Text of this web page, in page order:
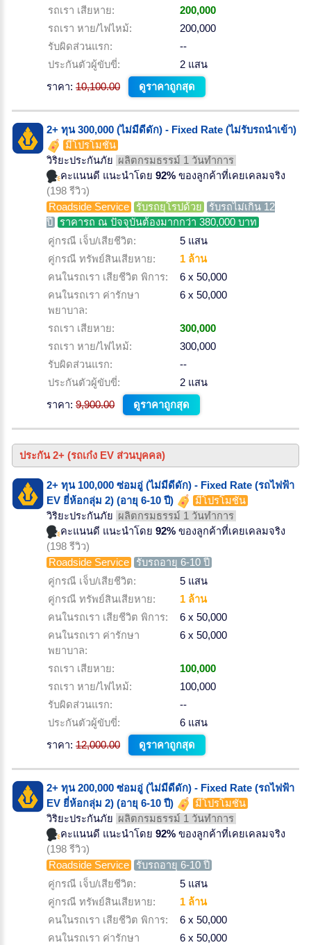
รถเรา เสียหาย:
200,000
รถเรา หาย/ไฟไหม้:
200,000
รับผิดส่วนแรก:
--
ประกันตัวผู้ขับขี่:
2 แสน
ราคา: 10,100.00 ดูราคาถูกสุด
2+ ทุน 300,000 (ไม่มีดีดัก) - Fixed Rate (ไม่รับรถนำเข้า)
มีโปรโมชั่น
วิริยะประกันภัย ผลิตกรมธรรม์ 1 วันทำการ
คะแนนดี แนะนำโดย 92% ของลูกค้าที่เคยเคลมจริง
(198 รีวิว)
Roadside Service
รับรถยุโรปด้วย
รับรถไม่เกิน 12
ปี
ราคารถ ณ ปัจจุบันต้องมากกว่า 380,000 บาท
คู่กรณี เจ็บ/เสียชีวิต:
5 แสน
คู่กรณี ทรัพย์สินเสียหาย:
1 ล้าน
คนในรถเรา เสียชีวิต พิการ:
6 x 50,000
คนในรถเรา ค่ารักษา
พยาบาล:
6 x 50,000
รถเรา เสียหาย:
300,000
รถเรา หาย/ไฟไหม้:
300,000
รับผิดส่วนแรก:
--
ประกันตัวผู้ขับขี่:
2 แสน
ราคา: 9,900.00 ดูราคาถูกสุด
ประกัน 2+ (รถเก๋ง EV ส่วนบุคคล)
2+ ทุน 100,000 ซ่อมอู่ (ไม่มีดีดัก) - Fixed Rate (รถไฟฟ้า
EV ยี่ห้อกลุ่ม 2) (อายุ 6-10 ปี)
มีโปรโมชั่น
วิริยะประกันภัย ผลิตกรมธรรม์ 1 วันทำการ
คะแนนดี แนะนำโดย 92% ของลูกค้าที่เคยเคลมจริง
(198 รีวิว)
Roadside Service
รับรถอายุ 6-10 ปี
คู่กรณี เจ็บ/เสียชีวิต:
5 แสน
คู่กรณี ทรัพย์สินเสียหาย:
1 ล้าน
คนในรถเรา เสียชีวิต พิการ:
6 x 50,000
คนในรถเรา ค่ารักษา
พยาบาล:
6 x 50,000
รถเรา เสียหาย:
100,000
รถเรา หาย/ไฟไหม้:
100,000
รับผิดส่วนแรก:
--
ประกันตัวผู้ขับขี่:
6 แสน
ราคา: 12,000.00 ดูราคาถูกสุด
2+ ทุน 200,000 ซ่อมอู่ (ไม่มีดีดัก) - Fixed Rate (รถไฟฟ้า
EV ยี่ห้อกลุ่ม 2) (อายุ 6-10 ปี)
มีโปรโมชั่น
วิริยะประกันภัย ผลิตกรมธรรม์ 1 วันทำการ
คะแนนดี แนะนำโดย 92% ของลูกค้าที่เคยเคลมจริง
(198 รีวิว)
Roadside Service
รับรถอายุ 6-10 ปี
คู่กรณี เจ็บ/เสียชีวิต:
5 แสน
คู่กรณี ทรัพย์สินเสียหาย:
1 ล้าน
คนในรถเรา เสียชีวิต พิการ:
6 x 50,000
คนในรถเรา ค่ารักษา
6 x 50,000